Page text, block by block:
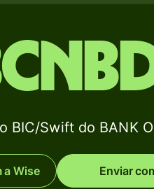
BIC/Swift do BANK
a Wise Enviar